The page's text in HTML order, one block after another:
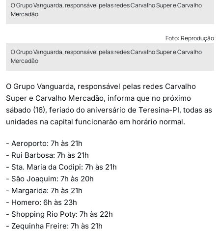
O Grupo Vanguarda, responsável pelas redes Carvalho Super e Carvalho
Mercadão
Foto: Reprodução
O Grupo Vanguarda, responsável pelas redes Carvalho Super e Carvalho
Mercadão
O Grupo Vanguarda, responsável pelas redes Carvalho
Super e Carvalho Mercadão, informa que no próximo
sábado (16), feriado do aniversário de Teresina-PI, todas as
unidades na capital funcionarão em horário normal.
- Aeroporto: 7h às 21h
- Rui Barbosa: 7h às 21h
- Sta. Maria da Codipi: 7h às 21h
- São Joaquim: 7h às 20h
- Margarida: 7h às 21h
- Homero: 6h às 23h
- Shopping Rio Poty: 7h às 22h
- Zequinha Freire: 7h às 21h